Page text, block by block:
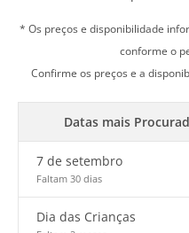
* Os preços e disponibilidade
conforme o
Confirme os preços e a
Datas mais
7 de setembro
Faltam 30 dias
Dia das Crianças